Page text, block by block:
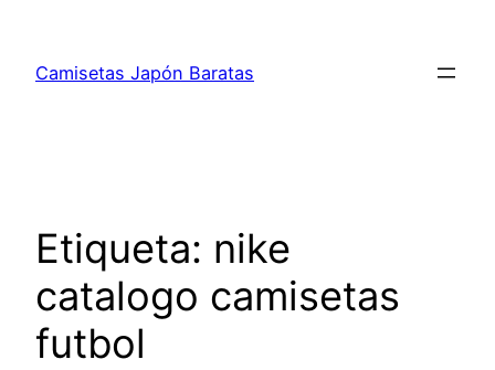
contenido
Camisetas Japón Baratas
Etiqueta: nike
catalogo camisetas
futbol